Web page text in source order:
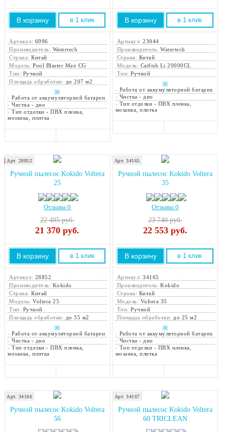
В корзину в 1 клик
Артикул: 6996
Производитель: Watertech
Страна:Китай
Модель:Pool Blaster Max CG
Тип: Ручной
Площадь обработки: до 207 м2
※
-Работа от аккумуляторной батареи
-Чистка - дно
-Тип отделки - ПВХ пленка,
мозаика, плитка
В корзину в 1 клик
Артикул:23044
Производитель:Watertech
Страна: Китай
Модель: Catfish Li 20000CL
Тип:Ручной
※
- Работа от аккумуляторной батареи
- Чистка - дно
- Тип отделки - ПВХ пленка,
мозаика, плитка
Хит продаж!
Арт. 28852
Ручной пылесос Kokido Voltera
25
Отзывы 0
22 495 руб.
21 370 руб.
В корзину в 1 клик
Артикул: 28852
Производитель: Kokido
Страна:Китай
Модель:Voltera 25
Тип: Ручной
Площадь обработки: до 35 м2
※
-Работа от аккумуляторной батареи
-Чистка - дно
-Тип отделки - ПВХ пленка,
мозаика, плитка
Арт. 34165
Ручной пылесос Kokido Voltera
35
Отзывы 0
23 740 руб.
22 553 руб.
В корзину в 1 клик
Артикул:34165
Производитель:Kokido
Страна: Китай
Модель: Voltera 35
Тип:Ручной
Площадь обработки: до 25 м2
※
- Работа от аккумуляторной батареи
- Чистка - дно
- Тип отделки - ПВХ пленка,
мозаика, плитка
Арт. 34166
Ручной пылесос Kokido Voltera
56
Арт. 34167
Ручной пылесос Kokido Voltera
60 TRICLEAN